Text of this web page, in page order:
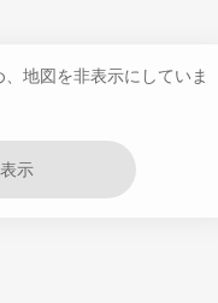
地図を非表示にしていま
示